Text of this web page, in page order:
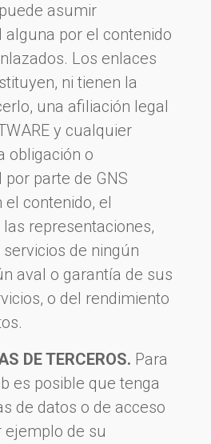
asumir
alguna por el contenido
Los enlaces
ni tienen la
una afiliación legal
y cualquier
obligación o
parte de GNS
el contenido, el
representaciones,
de ningún
aval o garantía de sus
o del rendimiento
DE TERCEROS. Para
es posible que tenga
de datos o de acceso
ejemplo de su